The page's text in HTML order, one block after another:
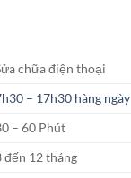
chữa điện thoại
– 17h30 hàng ngày
– 60 Phút
đến 12 tháng